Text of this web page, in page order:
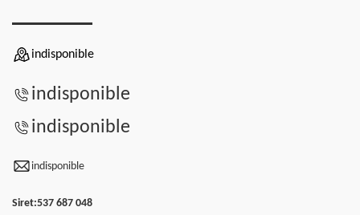
indisponible
indisponible
indisponible
indisponible
Siret:537 687 048